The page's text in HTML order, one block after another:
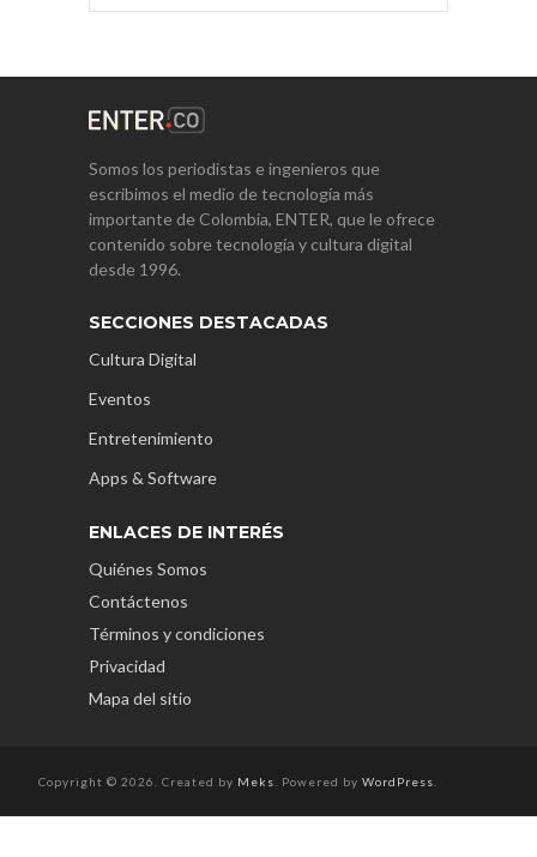
Somos los periodistas e ingenieros que
escribimos el medio de tecnología más
importante de Colombia, ENTER, que le ofrece
contenido sobre tecnología y cultura digital
desde 1996.
SECCIONES DESTACADAS
Cultura Digital
Eventos
Entretenimiento
Apps & Software
ENLACES DE INTERÉS
Quiénes Somos
Contáctenos
Términos y condiciones
Privacidad
Mapa del sitio
Copyright © 2026. Created by Meks . Powered by WordPress